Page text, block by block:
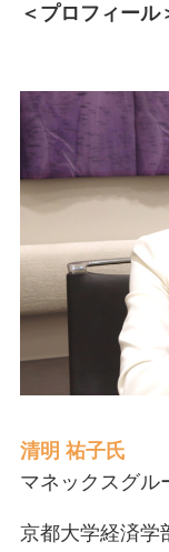
＜プロフィール
清明 祐子氏
マネックスグル
京都大学経済学